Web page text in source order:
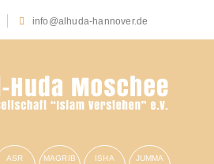
info@alhuda-hannover.de
ASR MAGRIB ISHA JUMMA